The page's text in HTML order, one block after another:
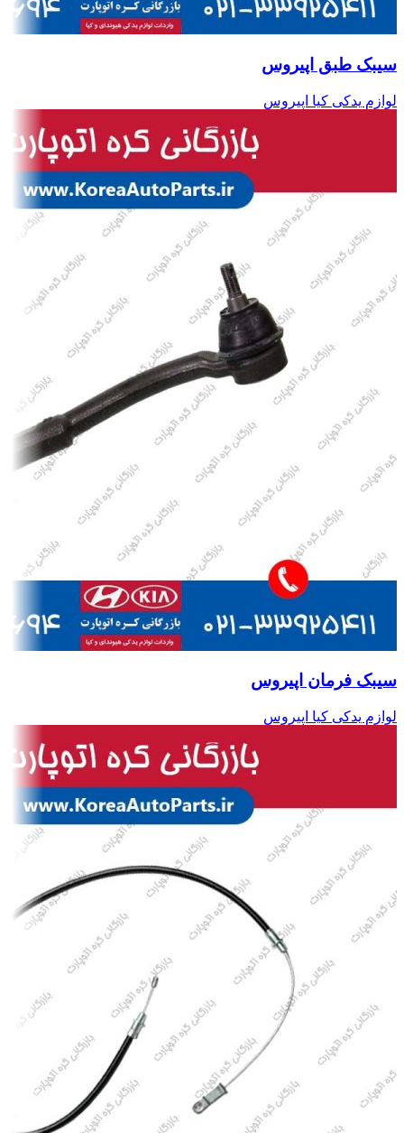
سیبک طبق اپیروس
لوازم یدکی کیا اپیروس
سیبک فرمان اپیروس
لوازم یدکی کیا اپیروس